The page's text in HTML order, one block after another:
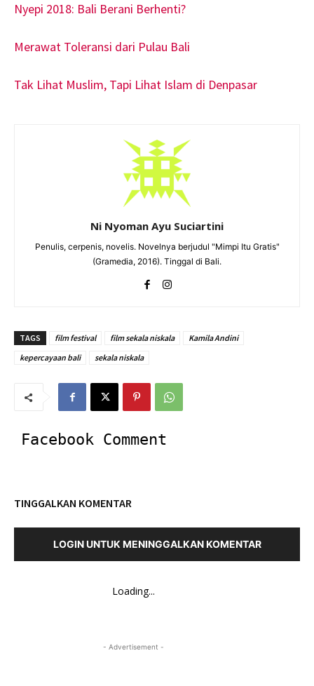
Nyepi 2018: Bali Berani Berhenti?
Merawat Toleransi dari Pulau Bali
Tak Lihat Muslim, Tapi Lihat Islam di Denpasar
Ni Nyoman Ayu Suciartini
Penulis, cerpenis, novelis. Novelnya berjudul "Mimpi Itu Gratis"
(Gramedia, 2016). Tinggal di Bali.
TAGS film festival film sekala niskala
Kamila Andini
kepercayaan bali
sekala niskala
Facebook Comment
TINGGALKAN KOMENTAR
LOGIN UNTUK MENINGGALKAN KOMENTAR
Loading...
- Advertisement -